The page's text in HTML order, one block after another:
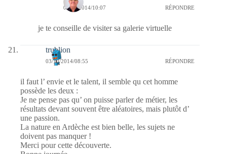
04/10/2014/10:07 RÉPONDRE
je te conseille de visiter sa galerie virtuelle
trublion
03/10/2014/08:55 RÉPONDRE
il faut l’ envie et le talent, il semble qu cet homme
possède les deux :
Je ne pense pas qu’ on puisse parler de métier, les
résultats devant souvent être aléatoires, mais plutôt d’
une passion.
La nature en Ardèche est bien belle, les sujets ne
doivent pas manquer !
Merci pour cette découverte.